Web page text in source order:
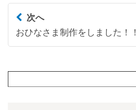
次へ
おひなさま制作をしました！！